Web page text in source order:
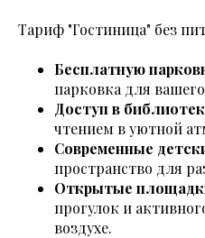
Тариф "Гостиница" без
Бесплатную
парковка для
Доступ в
чтением в уютной
Современные
пространство для
Открытые
прогулок и
воздухе.